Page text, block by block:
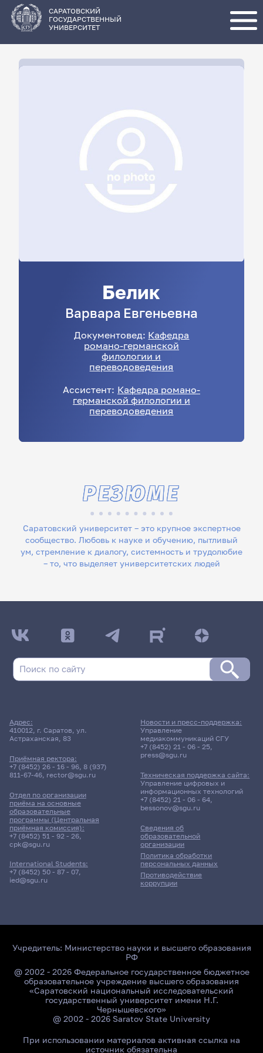
основному
содержанию
САРАТОВСКИЙ
ГОСУДАРСТВЕННЫЙ
УНИВЕРСИТЕТ
Белик
Варвара Евгеньевна
Документовед: Кафедра
романо-германской
филологии и
переводоведения
Ассистент: Кафедра романо-
германской филологии и
переводоведения
Саратовский университет – это крупное экспертное
сообщество. Любовь к науке и обучению, пытливый
ум, стремление к диалогу, системность и трудолюбие
– то, что выделяет университетских людей
РЕЗЮМЕ
Адрес:
410012, г. Саратов, ул.
Астраханская, 83
Приёмная ректора:
+7 (8452) 26 - 16 - 96, 8 (937)
811-67-46, rector@sgu.ru
Отдел по организации
приёма на основные
образовательные
программы (Центральная
приёмная комиссия):
+7 (8452) 51 - 92 - 26,
cpk@sgu.ru
International Students:
+7 (8452) 50 - 87 - 07,
ied@sgu.ru
Сведения об
образовательной
организации
Политика обработки
персональных данных
Противодействие
коррупции
Новости и пресс-поддержка:
Управление
медиакоммуникаций СГУ
+7 (8452) 21 - 06 - 25,
press@sgu.ru
Техническая поддержка сайта:
Управление цифровых и
информационных технологий
+7 (8452) 21 - 06 - 64,
bessonov@sgu.ru
Учредитель: Министерство науки и высшего образования
РФ
@ 2002 - 2026 Федеральное государственное бюджетное
образовательное учреждение высшего образования
«Саратовский национальный исследовательский
государственный университет имени Н.Г.
Чернышевского»
@ 2002 - 2026 Saratov State University
При использовании материалов активная ссылка на
источник обязательна